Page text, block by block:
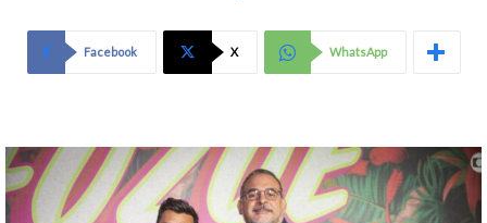
Facebook X WhatsApp